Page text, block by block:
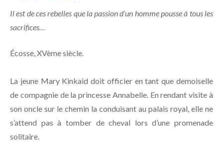
Il est de ces rebelles que la passion d’un homme pousse à tous les
sacrifices…⁠
Écosse, XVème siècle. ⁠
La jeune Mary Kinkaid doit officier en tant que demoiselle
de compagnie de la princesse Annabelle. En rendant visite à
son oncle sur le chemin la conduisant au palais royal, elle ne
s’attend pas à tomber de cheval lors d’une promenade
solitaire. ⁠